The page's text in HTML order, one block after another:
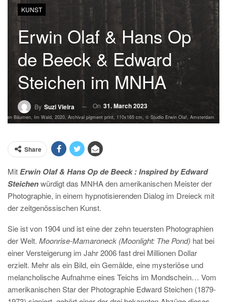
KUNST
Erwin Olaf & Hans Op
de Beeck & Edward
Steichen im MNHA
By Suzi Vieira On 31. March 2023
den Bäumen, Im Wald, 2020, Archival pigment print, 110x165 cm, © Studio Erwin Olaf, Amsterdam
Share
MitErwin Olaf & Hans Op de Beeck : Inspired by Edward
Steichenwürdigt das MNHA den amerikanischen Meister der
Photographie, in einem hypnotisierenden Dialog im Dreieck mit
der zeitgenössischen Kunst.
Sie ist von 1904 und ist eine der zehn teuersten Photographien
der Welt. Moonrise-Mamaroneck (Moonlight: The Pond) hat bei
einer Versteigerung im Jahr 2006 fast drei Millionen Dollar
erzielt. Mehr als ein Bild, ein Gemälde, eine mysteriöse und
melancholische Aufnahme eines Teichs im Mondschein… Vom
amerikanischen Star der Photographie Edward Steichen (1879-